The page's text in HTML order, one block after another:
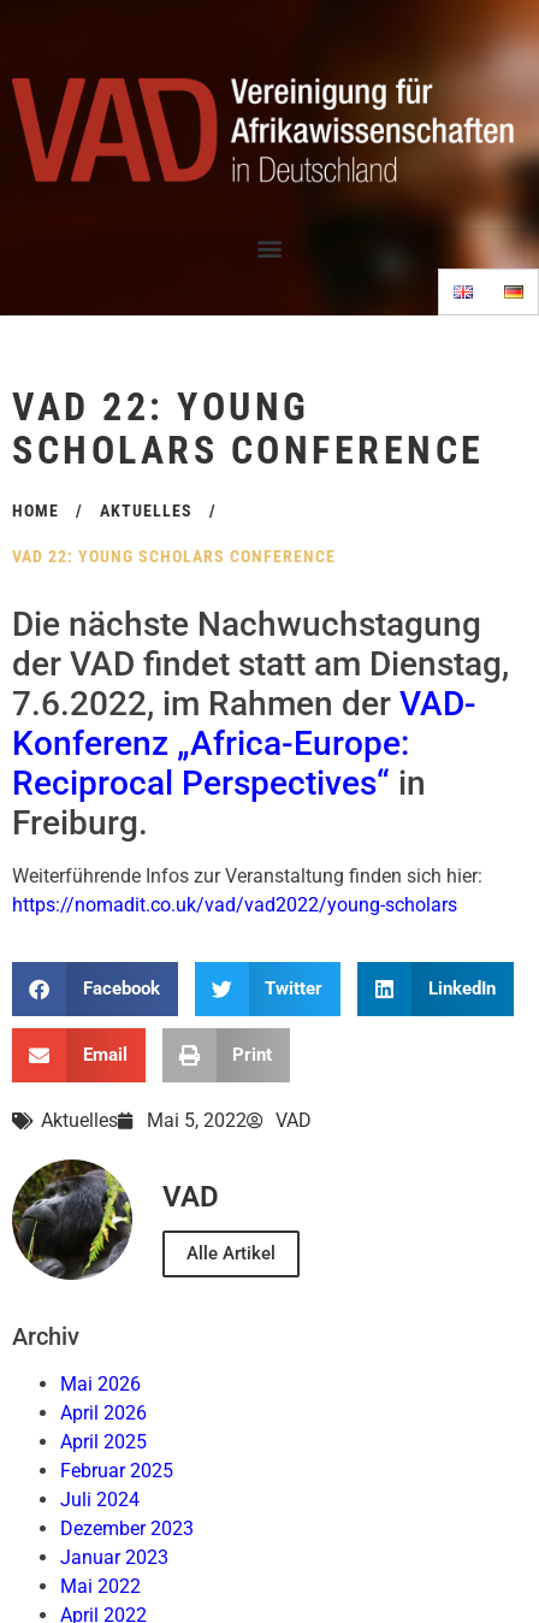
VAD 22: YOUNG
SCHOLARS CONFERENCE
HOME / AKTUELLES /
VAD 22: YOUNG SCHOLARS CONFERENCE
Die nächste Nachwuchstagung
der VAD findet statt am Dienstag,
7.6.2022, im Rahmen der VAD-
Konferenz „Africa-Europe:
Reciprocal Perspectives“ in
Freiburg.
Weiterführende Infos zur Veranstaltung finden sich hier:
https://nomadit.co.uk/vad/vad2022/young-scholars
Facebook Twitter LinkedIn
Email Print
Aktuelles Mai 5, 2022 VAD
VAD
Alle Artikel
Archiv
Mai 2026
April 2026
April 2025
Februar 2025
Juli 2024
Dezember 2023
Januar 2023
Mai 2022
April 2022